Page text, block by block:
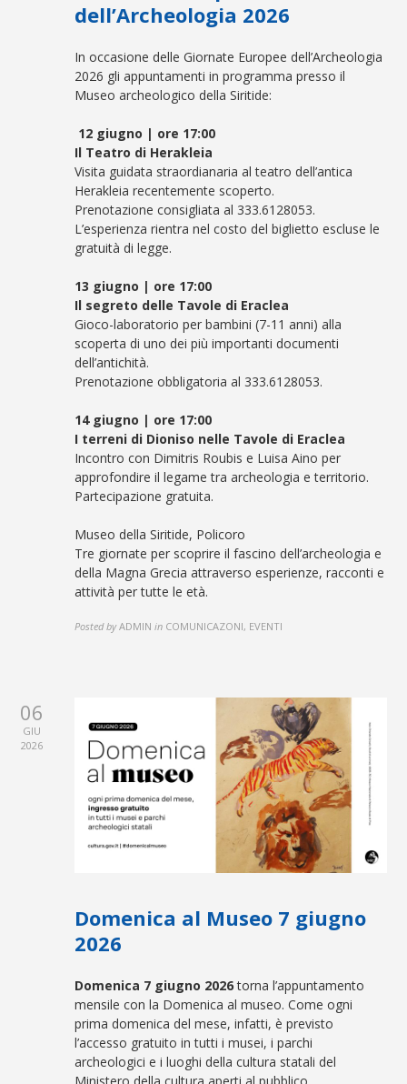
dell’Archeologia 2026
In occasione delle Giornate Europee dell’Archeologia
2026 gli appuntamenti in programma presso il
Museo archeologico della Siritide:
12 giugno | ore 17:00
Il Teatro di Herakleia
Visita guidata straordianaria al teatro dell’antica
Herakleia recentemente scoperto.
Prenotazione consigliata al 333.6128053.
L’esperienza rientra nel costo del biglietto escluse le
gratuità di legge.
13 giugno | ore 17:00
Il segreto delle Tavole di Eraclea
Gioco-laboratorio per bambini (7-11 anni) alla
scoperta di uno dei più importanti documenti
dell’antichità.
Prenotazione obbligatoria al 333.6128053.
14 giugno | ore 17:00
I terreni di Dioniso nelle Tavole di Eraclea
Incontro con Dimitris Roubis e Luisa Aino per
approfondire il legame tra archeologia e territorio.
Partecipazione gratuita.
Museo della Siritide, Policoro
Tre giornate per scoprire il fascino dell’archeologia e
della Magna Grecia attraverso esperienze, racconti e
attività per tutte le età.
Posted by ADMIN in COMUNICAZONI, EVENTI
06
GIU
2026
Domenica al Museo 7 giugno
2026
Domenica 7 giugno 2026torna l’appuntamento
mensile con la Domenica al museo. Come ogni
prima domenica del mese, infatti, è previsto
l’accesso gratuito in tutti i musei, i parchi
archeologici e i luoghi della cultura statali del